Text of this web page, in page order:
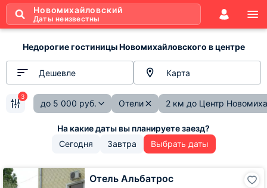
Новомихайловский
Даты неизвестны
Недорогие гостиницы Новомихайловского в центре
Дешевле Карта
до 5 000 руб. Отели 2 км до Центр
3
Сегодня Завтра Выбрать даты
Отель Альбатрос
Отель
Альбатрос